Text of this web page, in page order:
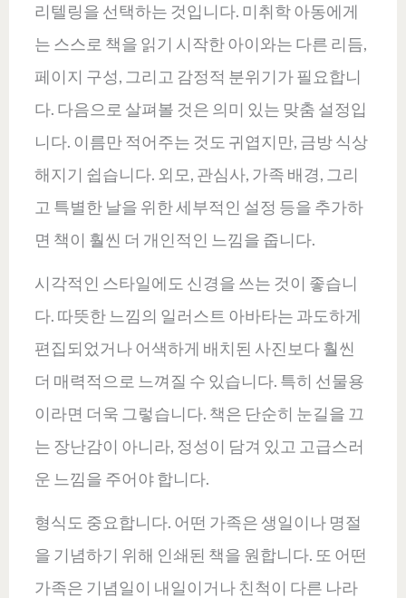
리텔링을 선택하는 것입니다. 미취학 아동에게
는 스스로 책을 읽기 시작한 아이와는 다른 리듬,
페이지 구성, 그리고 감정적 분위기가 필요합니
다. 다음으로 살펴볼 것은 의미 있는 맞춤 설정입
니다. 이름만 적어주는 것도 귀엽지만, 금방 식상
해지기 쉽습니다. 외모, 관심사, 가족 배경, 그리
고 특별한 날을 위한 세부적인 설정 등을 추가하
면 책이 훨씬 더 개인적인 느낌을 줍니다.
시각적인 스타일에도 신경을 쓰는 것이 좋습니
다. 따뜻한 느낌의 일러스트 아바타는 과도하게
편집되었거나 어색하게 배치된 사진보다 훨씬
더 매력적으로 느껴질 수 있습니다. 특히 선물용
이라면 더욱 그렇습니다. 책은 단순히 눈길을 끄
는 장난감이 아니라, 정성이 담겨 있고 고급스러
운 느낌을 주어야 합니다.
형식도 중요합니다. 어떤 가족은 생일이나 명절
을 기념하기 위해 인쇄된 책을 원합니다. 또 어떤
가족은 기념일이 내일이거나 친척이 다른 나라